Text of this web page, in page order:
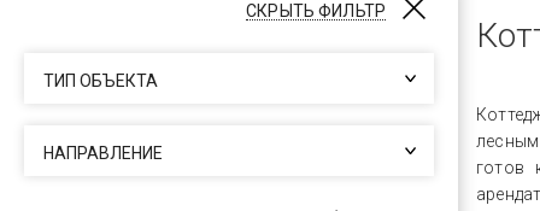
СКРЫТЬ ФИЛЬТР
ТИП ОБЪЕКТА
НАПРАВЛЕНИЕ
готов